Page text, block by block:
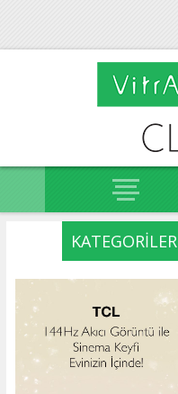
KATEGORILER